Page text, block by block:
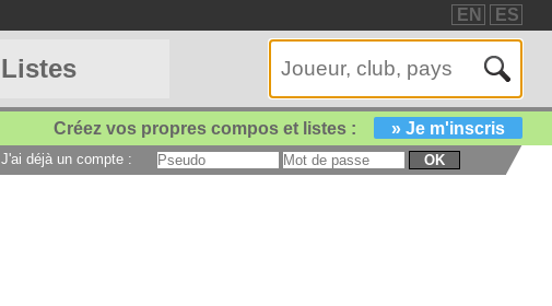
EN ES
Listes
Créez vos propres compos et listes : » Je m'inscris
J'ai déjà un compte : OK